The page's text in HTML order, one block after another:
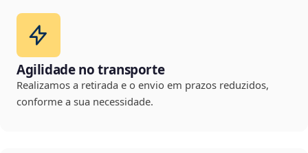
Agilidade no transporte
Realizamos a retirada e o envio em prazos reduzidos,
conforme a sua necessidade.